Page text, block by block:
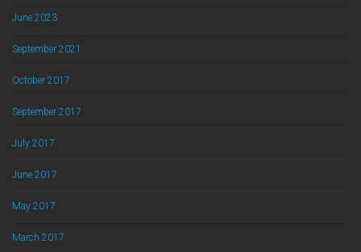
June 2023
September 2021
October 2017
September 2017
July 2017
June 2017
May 2017
March 2017